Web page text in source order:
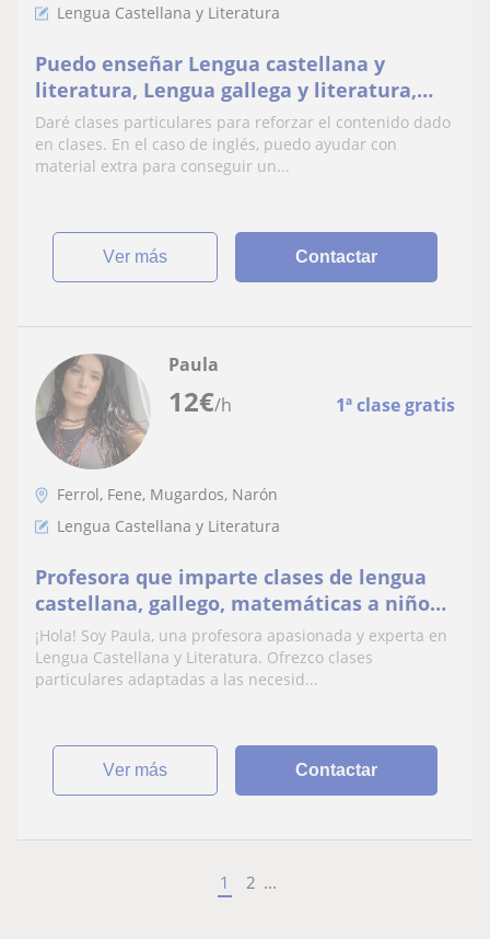
Lengua Castellana y Literatura
Puedo enseñar Lengua castellana y
literatura, Lengua gallega y literatura,
matemáticas biología, historia, inglés y
religión
Daré clases particulares para reforzar el contenido dado
en clases. En el caso de inglés, puedo ayudar con
material extra para conseguir un...
ver más Contactar
12€/h 1ª clase gratis
Paula
Ferrol, Fene, Mugardos, Narón
Lengua Castellana y Literatura
Profesora que imparte clases de lengua
castellana, gallego, matemáticas a niños
de primaria y la eso
¡Hola! Soy Paula, una profesora apasionada y experta en
Lengua Castellana y Literatura. Ofrezco clases
particulares adaptadas a las necesid...
ver más Contactar
1 2 ...